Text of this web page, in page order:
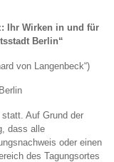
Ihr Wirken in und für
Berlin“
von Langenbeck“)
Auf Grund der
dass alle
oder einen
des Tagungsortes